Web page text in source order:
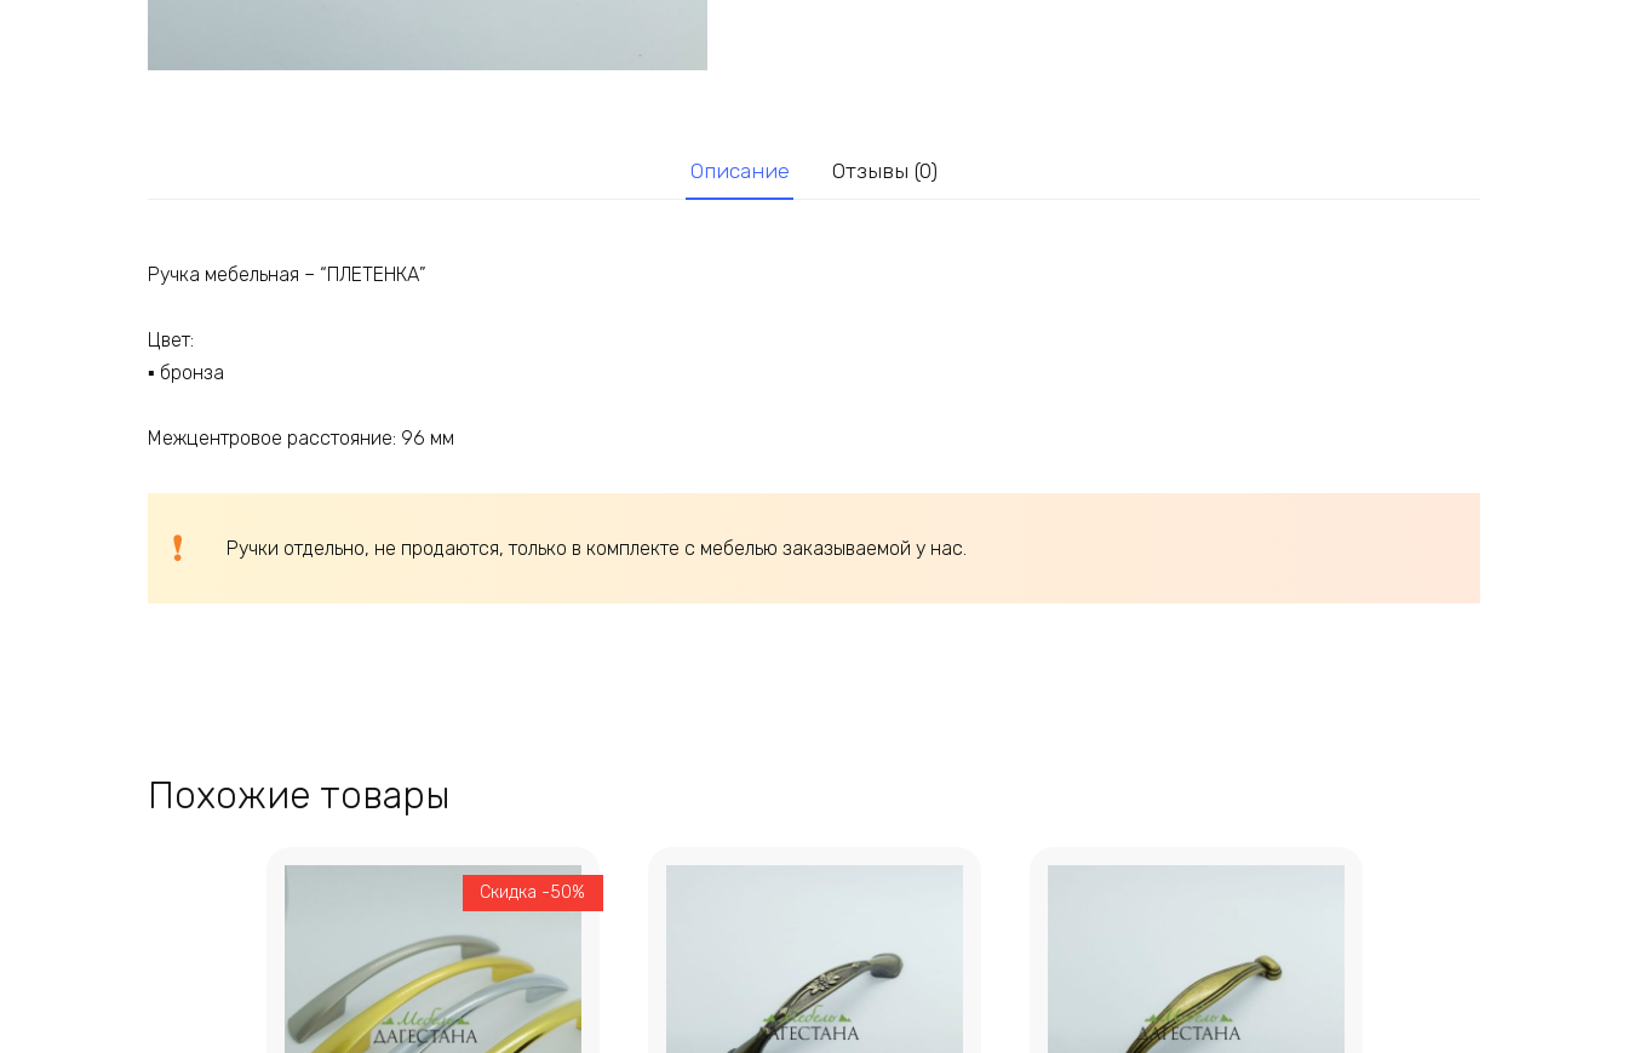
Описание Отзывы (0)
Ручка мебельная – “ПЛЕТЕНКА”
Цвет:
▪ бронза
Межцентровое расстояние: 96 мм
Ручки отдельно, не продаются, только в комплекте с мебелью заказываемой у нас.
Похожие товары
Скидка -50%